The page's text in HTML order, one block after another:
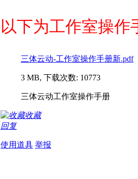
以下为工作室操
三体云动-工作室操作手册新.pdf
3 MB, 下载次数: 10773
三体云动工作室操作手册
收藏
回复
使用道具 举报